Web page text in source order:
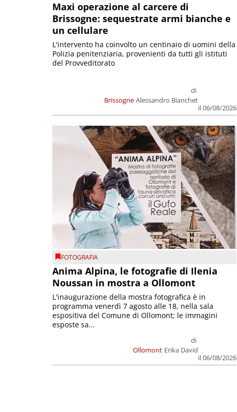
Maxi operazione al carcere di
Brissogne: sequestrate armi bianche e
un cellulare
Brissogne
di
Alessandro Bianchet
il 06/08/2026
L'intervento ha coinvolto un centinaio di uomini della
Polizia penitenziaria, provenienti da tutti gli istituti
del Provveditorato
FOTOGRAFIA
Anima Alpina, le fotografie di Ilenia
Noussan in mostra a Ollomont
Ollomont
di
Erika David
il 06/08/2026
L'inaugurazione della mostra fotografica è in
programma venerdì 7 agosto alle 18, nella sala
espositiva del Comune di Ollomont; le immagini
esposte sa...